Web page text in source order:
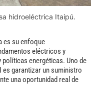
hidroeléctrica Itaipú.
es su enfoque
eléctricos y
energéticas. Uno de
es garantizar un suministro
una oportunidad real de